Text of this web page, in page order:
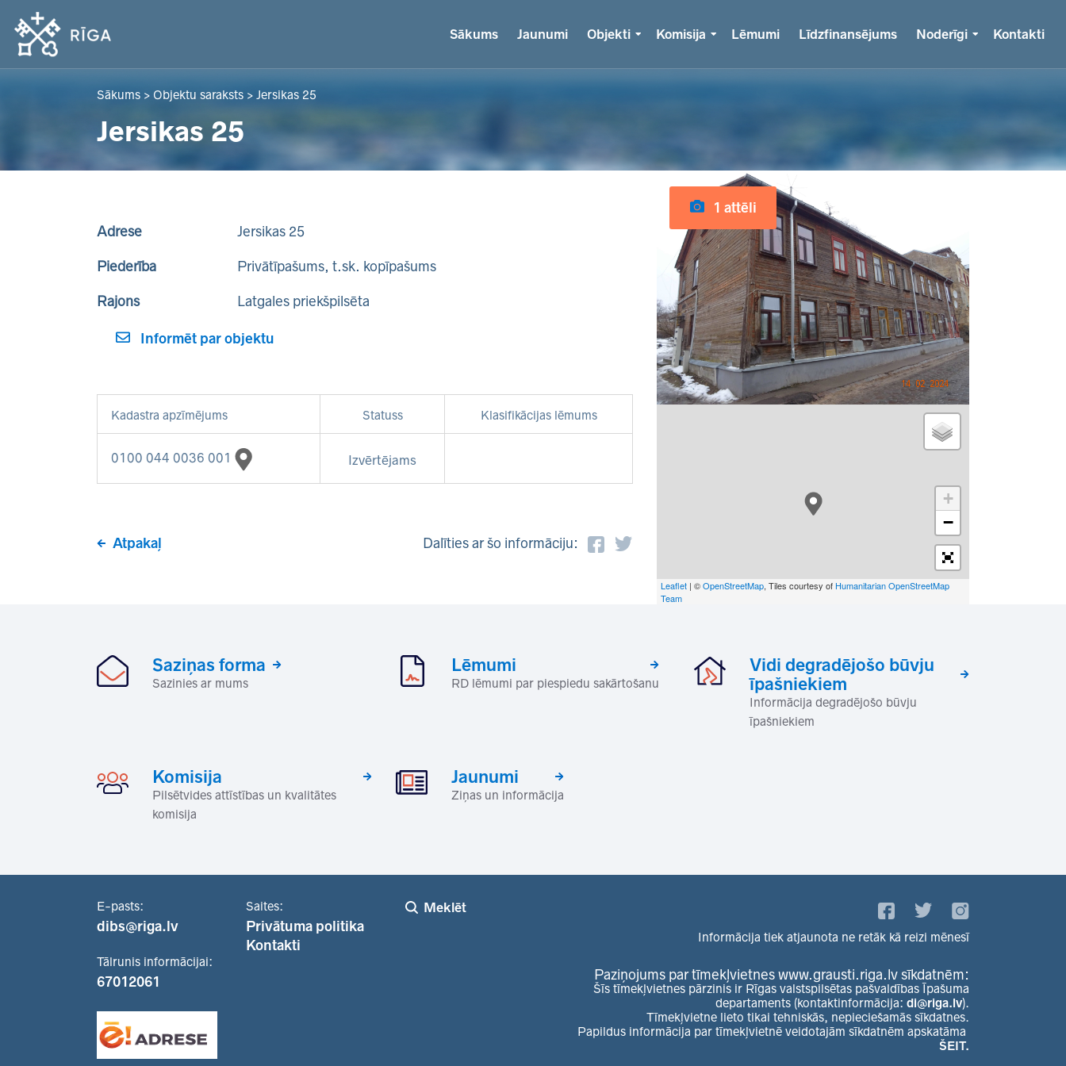
Sākums Jaunumi Objekti Komisija Lēmumi Līdzfinansējums Noderīgi Kontakti
Sākums > Objektu saraksts > Jersikas 25
Jersikas 25
Adrese Jersikas 25
Piederība Privātīpašums, t.sk. kopīpašums
Rajons Latgales priekšpilsēta
Informēt par objektu
Kadastra apzīmējums Statuss Klasifikācijas lēmums
0100 044 0036 001 Izvērtējams
Atpakaļ Dalīties ar šo informāciju:
1 attēli
+
−
Leaflet | ©OpenStreetMap, Tiles courtesy of Humanitarian OpenStreetMap
Team
Saziņas forma
Sazinies ar mums
Lēmumi
RD lēmumi par piespiedu sakārtošanu
Vidi degradējošo būvju
īpašniekiem
Informācija degradējošo būvju
īpašniekiem
Komisija
Pilsētvides attīstības un kvalitātes
komisija
Jaunumi
Ziņas un informācija
E-pasts:
dibs@riga.lv
Tālrunis informācijai:
67012061
Saites:
Privātuma politika
Kontakti
Meklēt
Informācija tiek atjaunota ne retāk kā reizi mēnesī
Paziņojums par tīmekļvietnes www.grausti.riga.lv sīkdatnēm:
Šīs tīmekļvietnes pārzinis ir Rīgas valstspilsētas pašvaldības Īpašuma
departaments (kontaktinformācija: di@riga.lv).
Tīmekļvietne lieto tikai tehniskās, nepieciešamās sīkdatnes.
Papildus informācija par tīmekļvietnē veidotajām sīkdatnēm apskatāma
ŠEIT.